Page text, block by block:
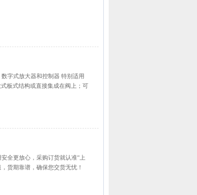
字式放大器和控制器 特别适用
板式结构或直接集成在阀上；可
全更放心，采购订货就认准“上
货期靠谱，确保您交货无忧！